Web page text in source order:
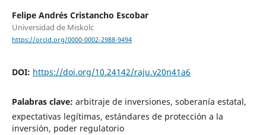
Felipe Andrés Cristancho Escobar
Universidad de Miskolc
https://orcid.org/0000-0002-2988-9494
DOI: https://doi.org/10.24142/raju.v20n41a6
Palabras clave: arbitraje de inversiones, soberanía estatal,
expectativas legítimas, estándares de protección a la
inversión, poder regulatorio